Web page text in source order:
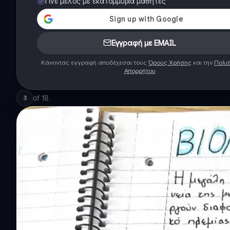
Εγγραφή με EMAIL
Κάνοντας εγγραφή αποδέχεσαι τους Όρους Χρήσης και την
Απορρήτου
3 of 18